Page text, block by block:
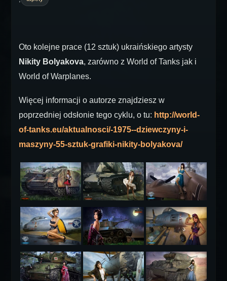
Oto kolejne prace (12 sztuk) ukraińskiego artysty
Nikity Bolyakova, zarówno z World of Tanks jak i
World of Warplanes.
Więcej informacji o autorze znajdziesz w
poprzedniej odsłonie tego cyklu, o tu: http://world-
of-tanks.eu/aktualnosci/-1975--dziewczyny-i-
maszyny-55-sztuk-grafiki-nikity-bolyakova/